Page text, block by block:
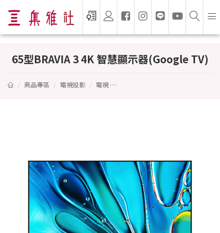
65型BRAVIA 3 4K 智慧顯示器(Google TV)
商品專區 電視投影 電視